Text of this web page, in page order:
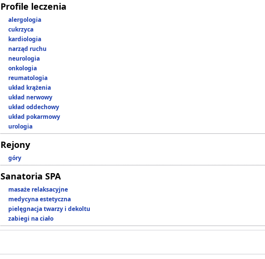
Profile leczenia
alergologia
cukrzyca
kardiologia
narząd ruchu
neurologia
onkologia
reumatologia
układ krążenia
układ nerwowy
układ oddechowy
układ pokarmowy
urologia
Rejony
góry
Sanatoria SPA
masaże relaksacyjne
medycyna estetyczna
pielęgnacja twarzy i dekoltu
zabiegi na ciało